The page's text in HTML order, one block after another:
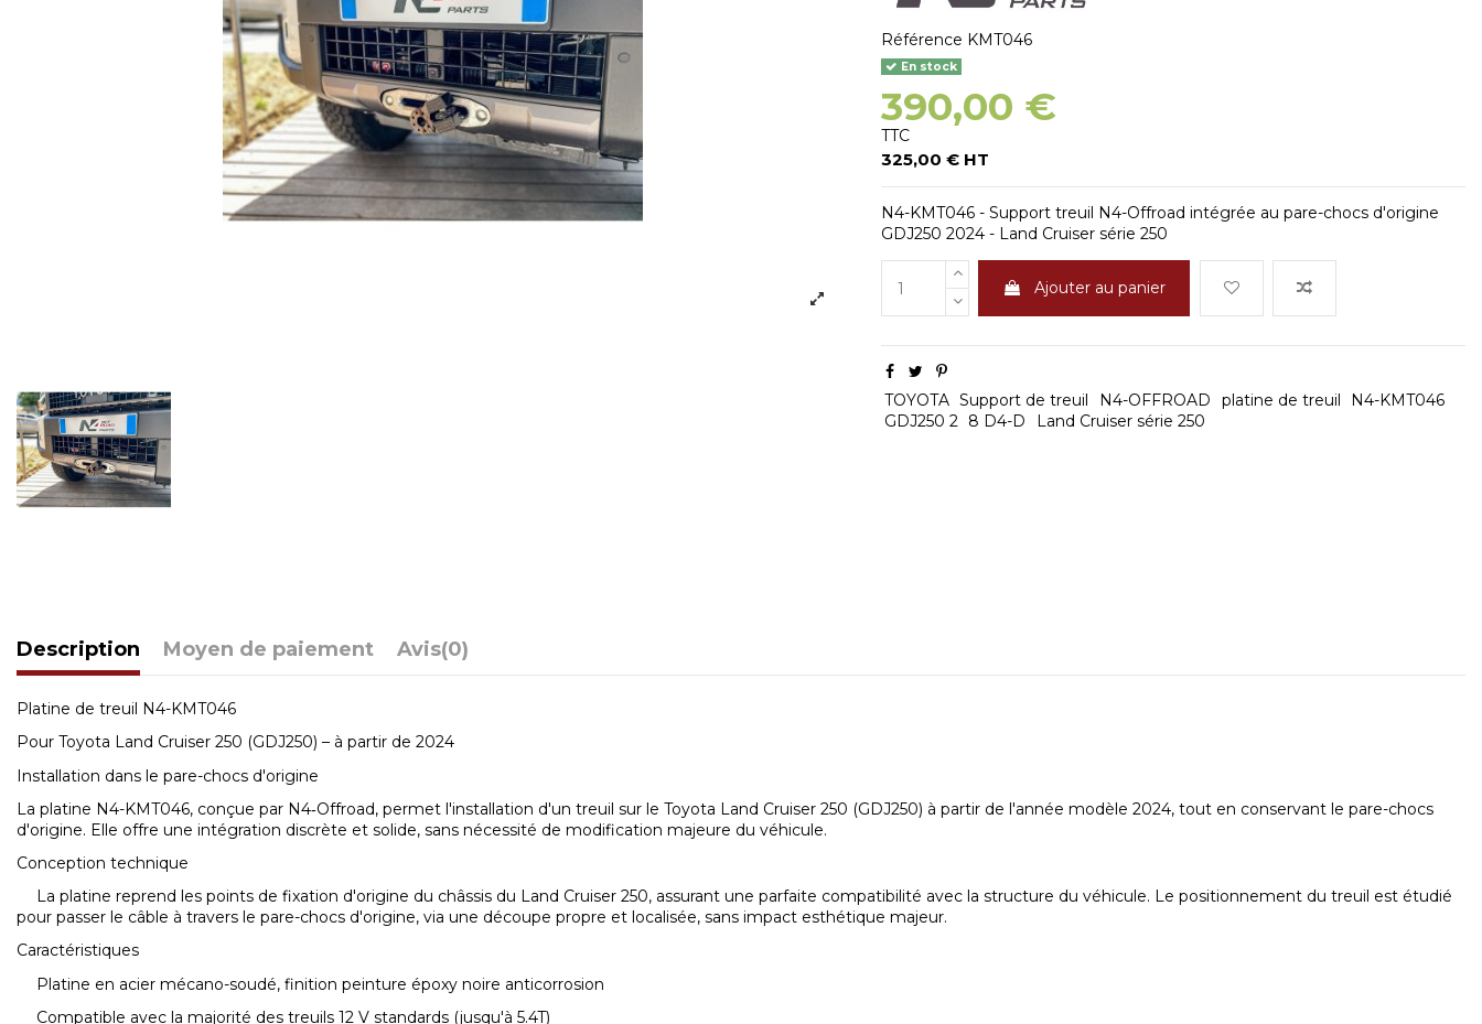
Référence KMT046
En stock
390,00 €
TTC
325,00 € HT
N4-KMT046 - Support treuil N4-Offroad intégrée au pare-chocs d'origine
GDJ250 2024 - Land Cruiser série 250
Ajouter au panier
TOYOTA Support de treuil N4-OFFROAD platine de treuil
N4-KMT046
GDJ250 2
8 D4-D Land Cruiser série 250
Description Moyen de paiement Avis(0)
Platine de treuil N4-KMT046
Pour Toyota Land Cruiser 250 (GDJ250) – à partir de 2024
Installation dans le pare-chocs d'origine
La platine N4-KMT046, conçue par N4‑Offroad, permet l'installation d'un treuil sur le Toyota Land Cruiser 250 (GDJ250) à partir de l'année modèle 2024, tout en conservant le pare-chocs
d'origine. Elle offre une intégration discrète et solide, sans nécessité de modification majeure du véhicule.
Conception technique
La platine reprend les points de fixation d'origine du châssis du Land Cruiser 250, assurant une parfaite compatibilité avec la structure du véhicule. Le positionnement du treuil est étudié
pour passer le câble à travers le pare-chocs d'origine, via une découpe propre et localisée, sans impact esthétique majeur.
Caractéristiques
Platine en acier mécano-soudé, finition peinture époxy noire anticorrosion
Compatible avec la majorité des treuils 12 V standards (jusqu'à 5.4T)